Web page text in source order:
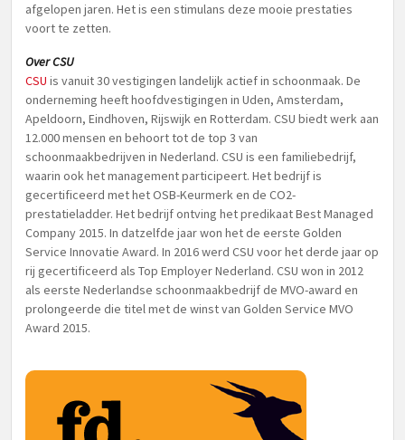
afgelopen jaren. Het is een stimulans deze mooie prestaties
voort te zetten.
Over CSU
CSU is vanuit 30 vestigingen landelijk actief in schoonmaak. De
onderneming heeft hoofdvestigingen in Uden, Amsterdam,
Apeldoorn, Eindhoven, Rijswijk en Rotterdam. CSU biedt werk aan
12.000 mensen en behoort tot de top 3 van
schoonmaakbedrijven in Nederland. CSU is een familiebedrijf,
waarin ook het management participeert. Het bedrijf is
gecertificeerd met het OSB-Keurmerk en de CO2-
prestatieladder. Het bedrijf ontving het predikaat Best Managed
Company 2015. In datzelfde jaar won het de eerste Golden
Service Innovatie Award. In 2016 werd CSU voor het derde jaar op
rij gecertificeerd als Top Employer Nederland. CSU won in 2012
als eerste Nederlandse schoonmaakbedrijf de MVO-award en
prolongeerde die titel met de winst van Golden Service MVO
Award 2015.